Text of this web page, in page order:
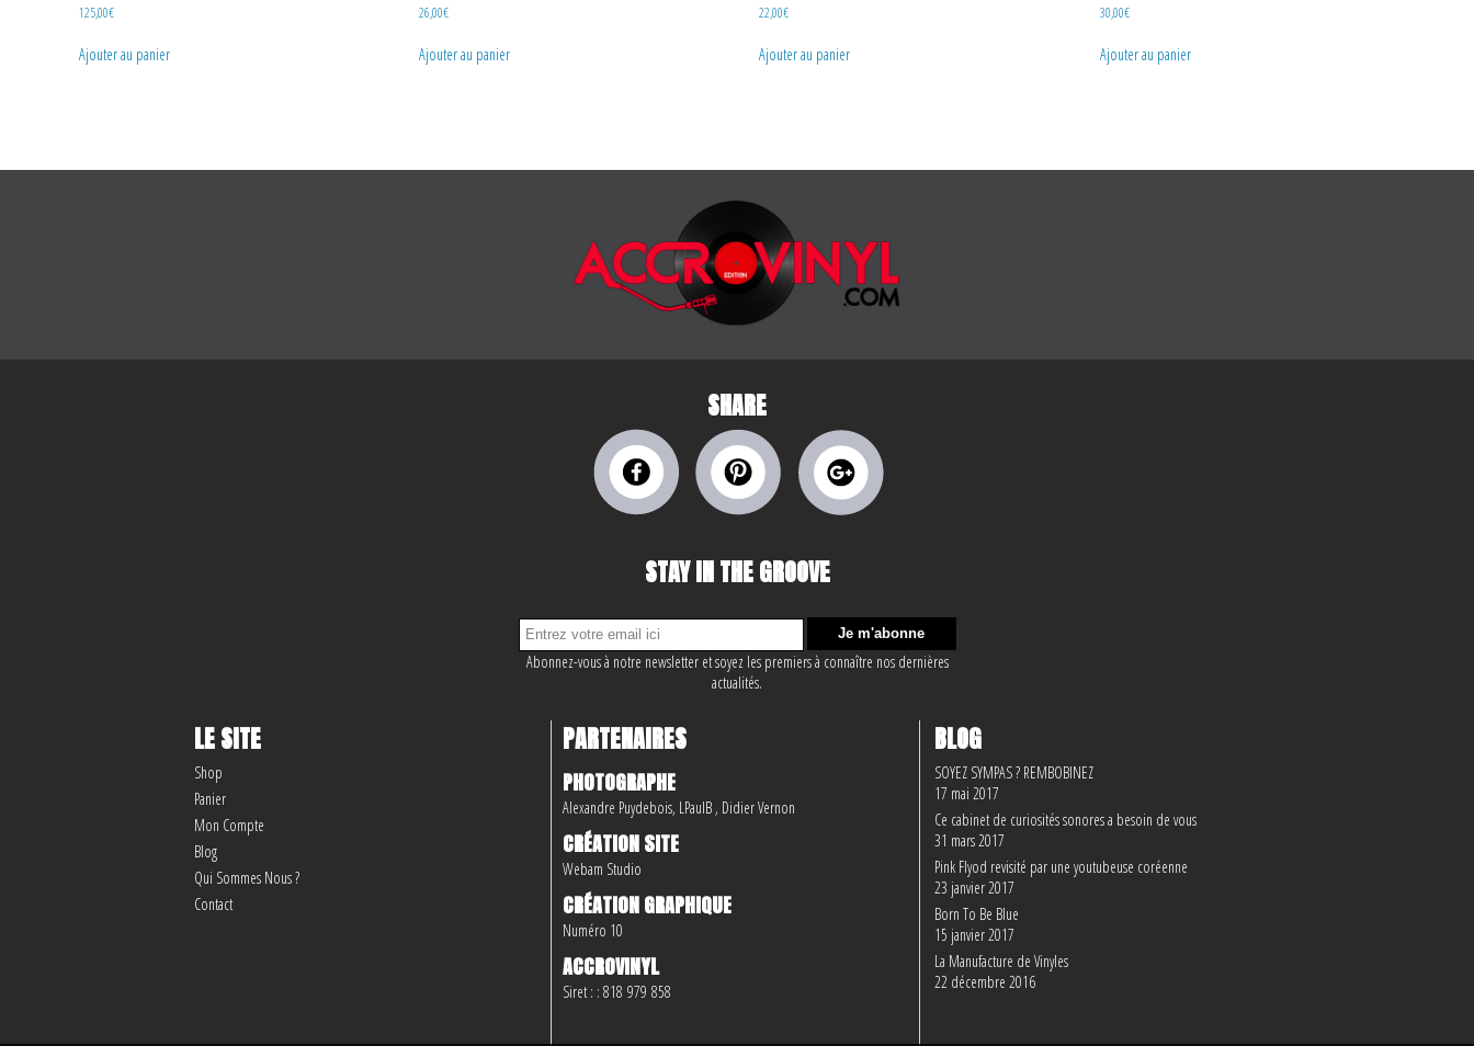
125,00€
Ajouter au panier
26,00€
Ajouter au panier
22,00€
Ajouter au panier
30,00€
Ajouter au panier
SHARE
STAY IN THE GROOVE
Abonnez-vous à notre newsletter et soyez les premiers à connaître nos dernières
actualités.
LE SITE
Shop
Panier
Mon Compte
Blog
Qui Sommes Nous ?
Contact
PARTENAIRES
PHOTOGRAPHE
Alexandre Puydebois, LPaulB , Didier Vernon
CRÉATION SITE
Webam Studio
CRÉATION GRAPHIQUE
Numéro 10
ACCROVINYL
Siret : : 818 979 858
BLOG
SOYEZ SYMPAS ? REMBOBINEZ
17 mai 2017
Ce cabinet de curiosités sonores a besoin de vous
31 mars 2017
Pink Flyod revisité par une youtubeuse coréenne
23 janvier 2017
Born To Be Blue
15 janvier 2017
La Manufacture de Vinyles
22 décembre 2016